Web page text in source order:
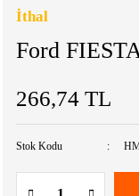
İthal
Ford
266,74 TL
Stok Kodu